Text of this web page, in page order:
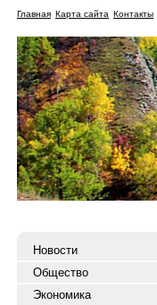
Главная Карта сайта Контакты
Новости
Общество
Экономика